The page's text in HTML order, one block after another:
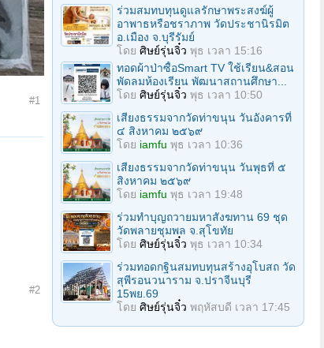
#1
#2
ร่วมสมทบทุนดูแลรักษาพระสงฆ์ผู้
อาพาธหรือชราภาพ วัดประชานิรมิต
อ.เมือง จ.บุรีรัมย์
โดย ศิษย์รุ่นจิ๋ว พุธ เวลา 15:16
ทอดผ้าป่าซื้อSmart TV ใช้เรียน&สอน
พัดลมห้องเรียน พัฒนาสถานศึกษา...
โดย ศิษย์รุ่นจิ๋ว พุธ เวลา 10:50
เสียงธรรมจากวัดท่าขนุน วันอังคารที่
๔ สิงหาคม ๒๕๖๙
โดย iamfu พุธ เวลา 10:36
เสียงธรรมจากวัดท่าขนุน วันพุธที่ ๕
สิงหาคม ๒๕๖๙
โดย iamfu พุธ เวลา 19:48
ร่วมทําบุญถวายมหาสังฆทาน 69 ชุด
วัดพลายชุมพล จ.สุโขทัย
โดย ศิษย์รุ่นจิ๋ว พุธ เวลา 10:34
ร่วมทอดกฐินสมทบทุนสร้างอุโบสถ วัด
สุพีรอนวนาราม จ.ปราจีนบุรี
15พย.69
โดย ศิษย์รุ่นจิ๋ว พฤหัสบดี เวลา 17:45